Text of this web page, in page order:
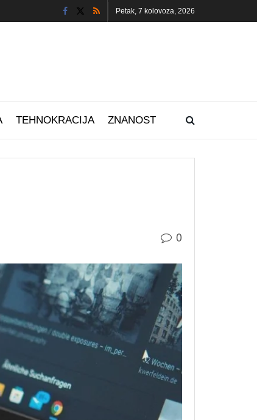
Petak, 7 kolovoza, 2026
TEHNOKRACIJA ZNANOST
0